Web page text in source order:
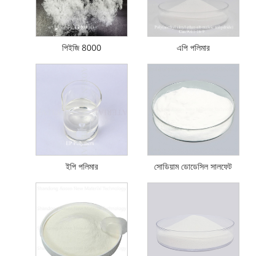
পিইজি 8000 এপি পলিমার
ইপি পলিমার সোডিয়াম ডোডেসিল সালফেট